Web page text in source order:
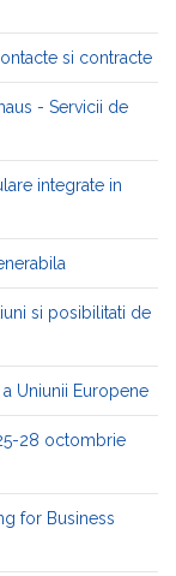
si contracte
- Servicii de
integrate in
si posibilitati de
Uniunii Europene
28 octombrie
for Business